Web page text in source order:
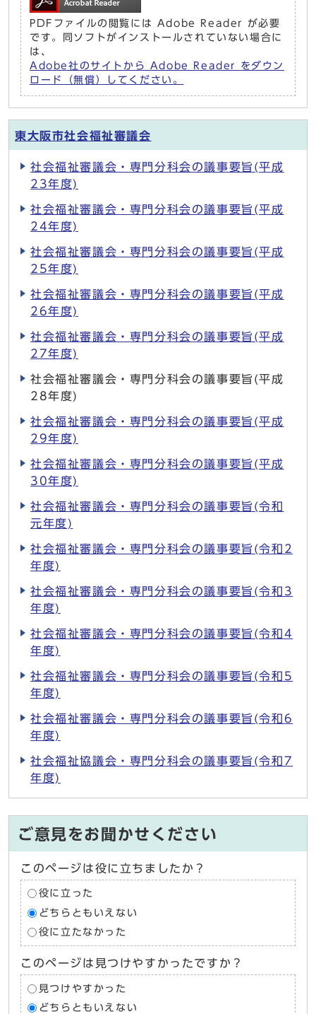
PDFファイルの閲覧には Adobe Reader が必要
です。同ソフトがインストールされていない場合に
は、
Adobe社のサイトから Adobe Reader をダウン
ロード（無償）してください。
東大阪市社会福祉審議会
社会福祉審議会・専門分科会の議事要旨(平成
23年度)
社会福祉審議会・専門分科会の議事要旨(平成
24年度)
社会福祉審議会・専門分科会の議事要旨(平成
25年度)
社会福祉審議会・専門分科会の議事要旨(平成
26年度)
社会福祉審議会・専門分科会の議事要旨(平成
27年度)
社会福祉審議会・専門分科会の議事要旨(平成
28年度)
社会福祉審議会・専門分科会の議事要旨(平成
29年度)
社会福祉審議会・専門分科会の議事要旨(平成
30年度)
社会福祉審議会・専門分科会の議事要旨(令和
元年度)
社会福祉審議会・専門分科会の議事要旨(令和2
年度)
社会福祉審議会・専門分科会の議事要旨(令和3
年度)
社会福祉審議会・専門分科会の議事要旨(令和4
年度)
社会福祉審議会・専門分科会の議事要旨(令和5
年度)
社会福祉審議会・専門分科会の議事要旨(令和6
年度)
社会福祉協議会・専門分科会の議事要旨(令和7
年度)
ご意見をお聞かせください
このページは役に立ちましたか？
役に立った
どちらともいえない
役に立たなかった
このページは見つけやすかったですか？
見つけやすかった
どちらともいえない